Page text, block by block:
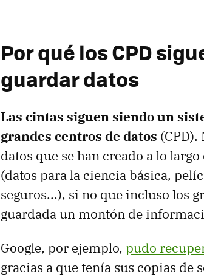
Por qué los CPD
guardar datos
Las cintas siguen siendo un
grandes centros de datos (CPD).
datos que se han creado a lo
(datos para la ciencia básica,
seguros...), si no que incluso los
guardada un montón de
Google, por ejemplo, pudo
gracias a que tenía sus copias de